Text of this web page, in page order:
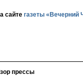
сайте газеты «Вечерний
прессы